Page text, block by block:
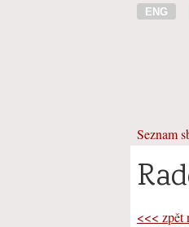
ENG
Seznam
<<< zpět